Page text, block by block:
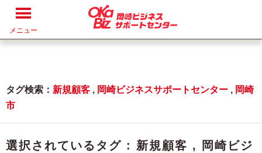
メニュー
タグ検索： 新規顧客 , 岡崎ビジネスサポートセンター , 岡崎
市
選択されているタグ : 新規顧客 ,
岡崎ビジ